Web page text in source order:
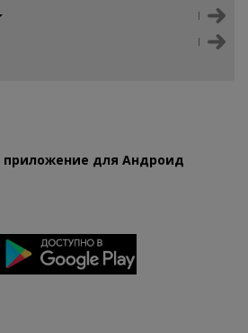
для Андроид